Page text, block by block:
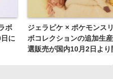
ボ
に
ジェラピケ × ポケモンス
ボコレクションの追加生
選販売が国内10月2日より